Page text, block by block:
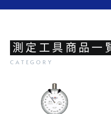
測定工具商品一